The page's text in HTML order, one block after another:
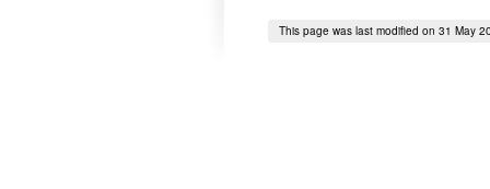
This page was last modified on 31 May